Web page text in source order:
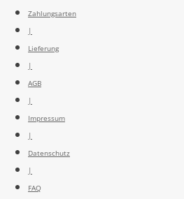
Zahlungsarten
|
Lieferung
|
AGB
|
Impressum
|
Datenschutz
|
FAQ